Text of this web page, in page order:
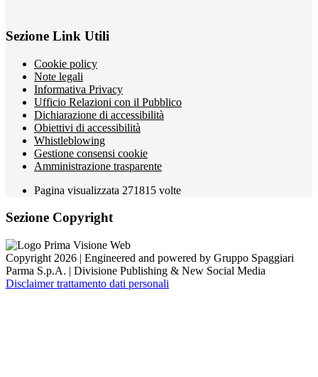
Sezione Link Utili
Cookie policy
Note legali
Informativa Privacy
Ufficio Relazioni con il Pubblico
Dichiarazione di accessibilità
Obiettivi di accessibilità
Whistleblowing
Gestione consensi cookie
Amministrazione trasparente
Pagina visualizzata 271815 volte
Sezione Copyright
Copyright 2026 | Engineered and powered by Gruppo Spaggiari
Parma S.p.A. | Divisione Publishing & New Social Media
Disclaimer trattamento dati personali